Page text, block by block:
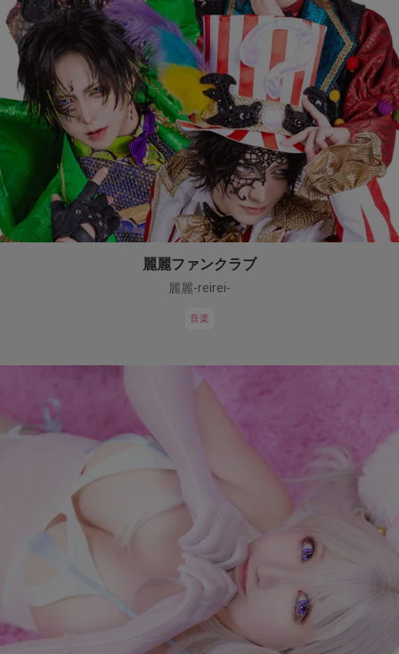
麗麗ファンクラブ
麗麗-reirei-
音楽